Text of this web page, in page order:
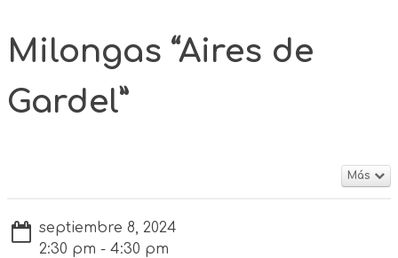
Milongas “Aires de
Gardel”
Más
septiembre 8, 2024
2:30 pm - 4:30 pm